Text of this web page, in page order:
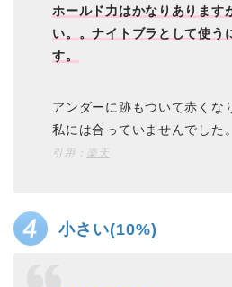
ホールド力はかなりあります
い。。ナイトブラとして使う
す。
アンダーに跡もついて赤くな
私には合っていませんでした。
引用： 楽天
小さい(10%)